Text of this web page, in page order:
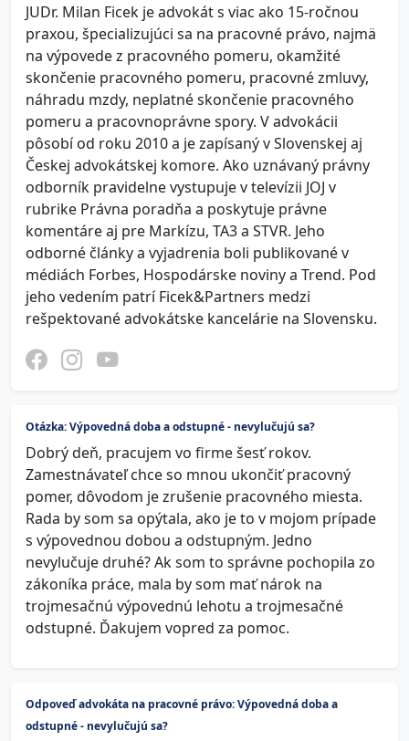
JUDr. Milan Ficek je advokát s viac ako 15-ročnou
praxou, špecializujúci sa na pracovné právo, najmä
na výpovede z pracovného pomeru, okamžité
skončenie pracovného pomeru, pracovné zmluvy,
náhradu mzdy, neplatné skončenie pracovného
pomeru a pracovnoprávne spory. V advokácii
pôsobí od roku 2010 a je zapísaný v Slovenskej aj
Českej advokátskej komore. Ako uznávaný právny
odborník pravidelne vystupuje v televízii JOJ v
rubrike Právna poradňa a poskytuje právne
komentáre aj pre Markízu, TA3 a STVR. Jeho
odborné články a vyjadrenia boli publikované v
médiách Forbes, Hospodárske noviny a Trend. Pod
jeho vedením patrí Ficek&Partners medzi
rešpektované advokátske kancelárie na Slovensku.
Otázka: Výpovedná doba a odstupné - nevylučujú sa?
Dobrý deň, pracujem vo firme šesť rokov.
Zamestnávateľ chce so mnou ukončiť pracovný
pomer, dôvodom je zrušenie pracovného miesta.
Rada by som sa opýtala, ako je to v mojom prípade
s výpovednou dobou a odstupným. Jedno
nevylučuje druhé? Ak som to správne pochopila zo
zákoníka práce, mala by som mať nárok na
trojmesačnú výpovednú lehotu a trojmesačné
odstupné. Ďakujem vopred za pomoc.
Odpoveď advokáta na pracovné právo: Výpovedná doba a
odstupné - nevylučujú sa?